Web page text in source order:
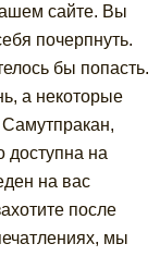
сайте. Вы
почерпнуть.
бы попасть.
а некоторые
Самутпракан,
доступна на
на вас
после
мы